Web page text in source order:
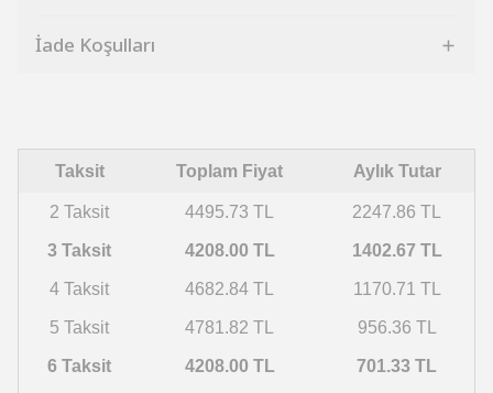
İade Koşulları
Taksit Toplam Fiyat Aylık Tutar
2 Taksit 4495.73 TL 2247.86 TL
3 Taksit 4208.00 TL 1402.67 TL
4 Taksit 4682.84 TL 1170.71 TL
5 Taksit 4781.82 TL 956.36 TL
6 Taksit 4208.00 TL 701.33 TL